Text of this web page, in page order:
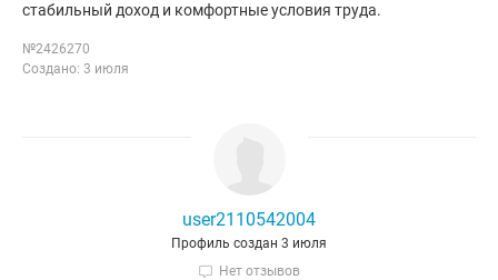
стабильный доход и комфортные условия труда.
№2426270
Создано: 3 июля
user2110542004
Профиль создан 3 июля
Нет отзывов